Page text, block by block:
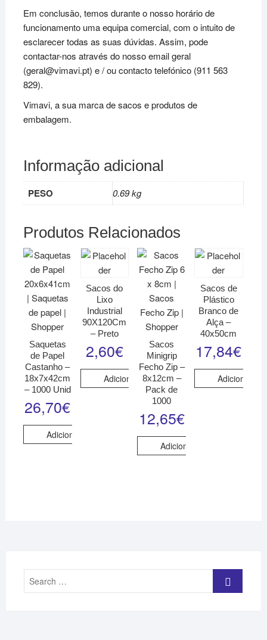
Em conclusão, temos durante o nosso horário de
funcionamento uma equipa comercial, com o intuito de
esclarecer todas as suas dúvidas. Assim, pode
contactar-nos através do nosso email geral
(geral@vimavi.pt) e / ou contacto telefónico (911 563
829).
Vimavi, a sua marca de sacos e produtos de
embalagem.
Informação adicional
PESO 0.69 kg
Produtos Relacionados
Saquetas
de Papel
Castanho –
18x7x42cm
– 1000 Unid
26,70€
Adicionar
Sacos do
Lixo
Industrial
90X120Cm
– Preto
2,60€
Adicionar
Sacos
Minigrip
Fecho Zip –
8x12cm –
Pack de
1000
12,65€
Adicionar
Sacos de
Plástico
Branco de
Alça –
40x50cm
17,84€
Adicionar
Search